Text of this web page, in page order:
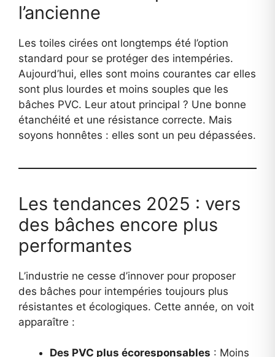
l’ancienne
Les toiles cirées ont longtemps été l’option
standard pour se protéger des intempéries.
Aujourd’hui, elles sont moins courantes car elles
sont plus lourdes et moins souples que les
bâches PVC. Leur atout principal ? Une bonne
étanchéité et une résistance correcte. Mais
soyons honnêtes : elles sont un peu dépassées.
Les tendances 2025 : vers
des bâches encore plus
performantes
L’industrie ne cesse d’innover pour proposer
des bâches pour intempéries toujours plus
résistantes et écologiques. Cette année, on voit
apparaître :
Des PVC plus écoresponsables : Moins